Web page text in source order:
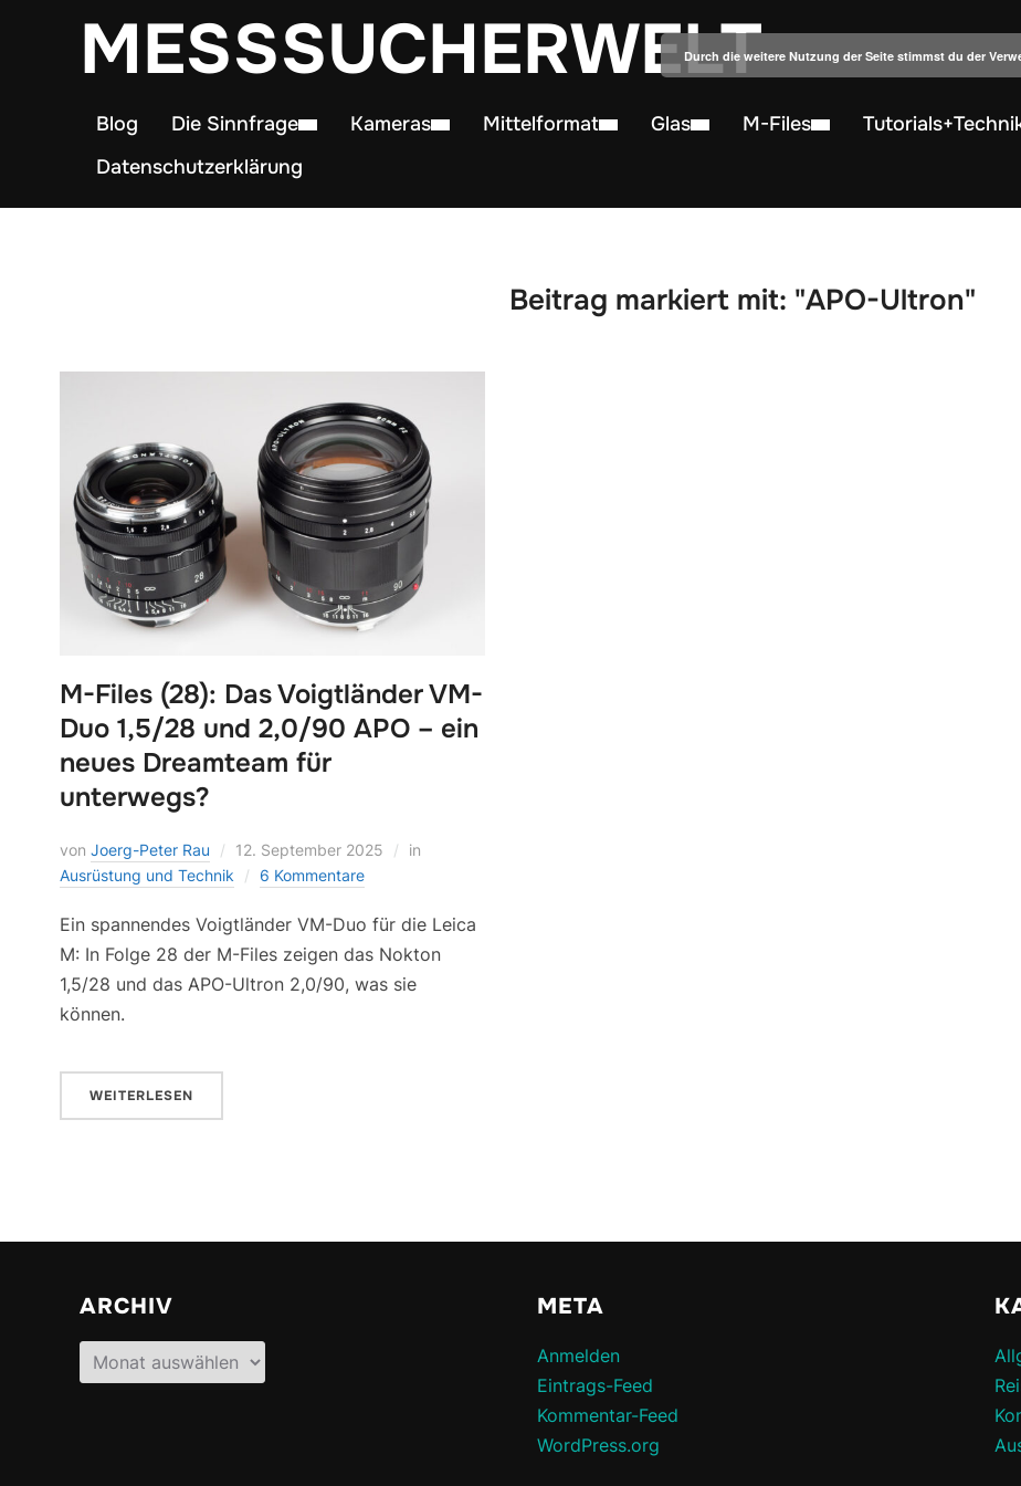
MESSSUCHERWELT
Blog Die Sinnfrage Kameras Mittelformat Glas M-Files
Datenschutzerklärung
Beitrag markiert mit: "APO-Ultron"
M-Files (28): Das Voigtländer VM-
Duo 1,5/28 und 2,0/90 APO – ein
neues Dreamteam für
unterwegs?
von Joerg-Peter Rau 12. September 2025
in
Ausrüstung und Technik
6 Kommentare
Ein spannendes Voigtländer VM-Duo für die Leica
M: In Folge 28 der M-Files zeigen das Nokton
1,5/28 und das APO-Ultron 2,0/90, was sie
können.
WEITERLESEN
ARCHIV
Archiv
META
Anmelden
Eintrags-Feed
Kommentar-Feed
WordPress.org
Durch die weitere Nutzung der Seite stimmst du der